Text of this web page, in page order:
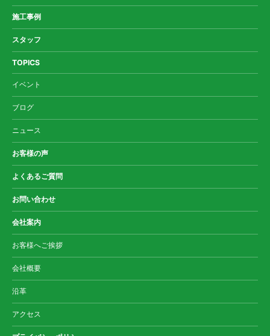
施工事例
スタッフ
TOPICS
イベント
ブログ
ニュース
お客様の声
よくあるご質問
お問い合わせ
会社案内
お客様へご挨拶
会社概要
沿革
アクセス